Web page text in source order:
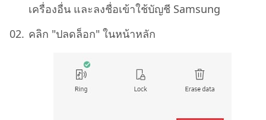
เครื่องอื่น และลงชื่อเข้าใช้บัญชี Samsung
คลิก "ปลดล็อก" ในหน้าหลัก